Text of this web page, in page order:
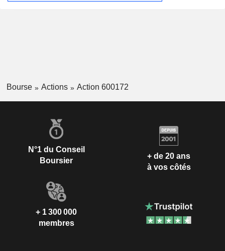
Bourse Actions Action 600172
N°1 du Conseil
Boursier
+ de 20 ans
à vos côtés
+ 1 300 000
membres